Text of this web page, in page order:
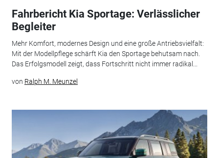
Fahrbericht Kia Sportage: Verlässlicher
Begleiter
Mehr Komfort, modernes Design und eine große Antriebsvielfalt:
Mit der Modellpflege schärft Kia den Sportage behutsam nach.
Das Erfolgsmodell zeigt, dass Fortschritt nicht immer radikal...
von Ralph M. Meunzel